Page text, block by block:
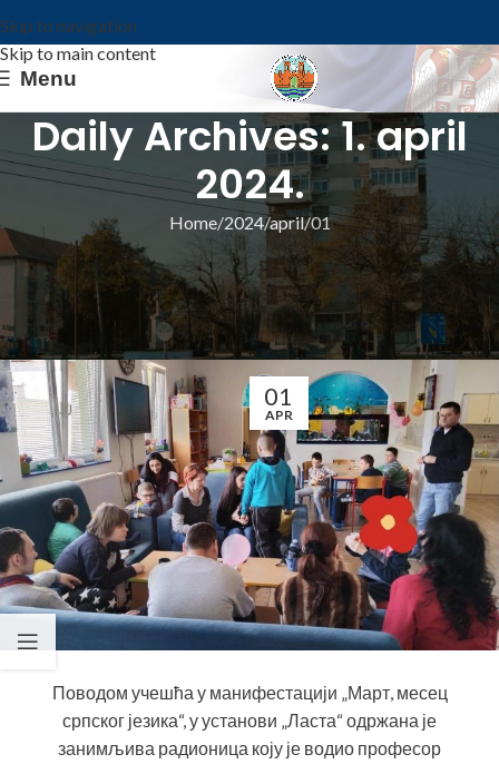
Skip to navigation
Skip to main content
Menu
Daily Archives: 1. april
2024.
Home 2024 april 01
ИЗ ОПШТИНЕ
РАДИОНИЦА „НЕГУЈЕМО ЛЕПЕ РЕЧИ“ У
„ЛАСТИ“
Општина Ковин
01
APR
Поводом учешћа у манифестацији „Март, месец
српског језика“, у установи „Ласта“ одржана је
занимљива радионица коју је водио професор